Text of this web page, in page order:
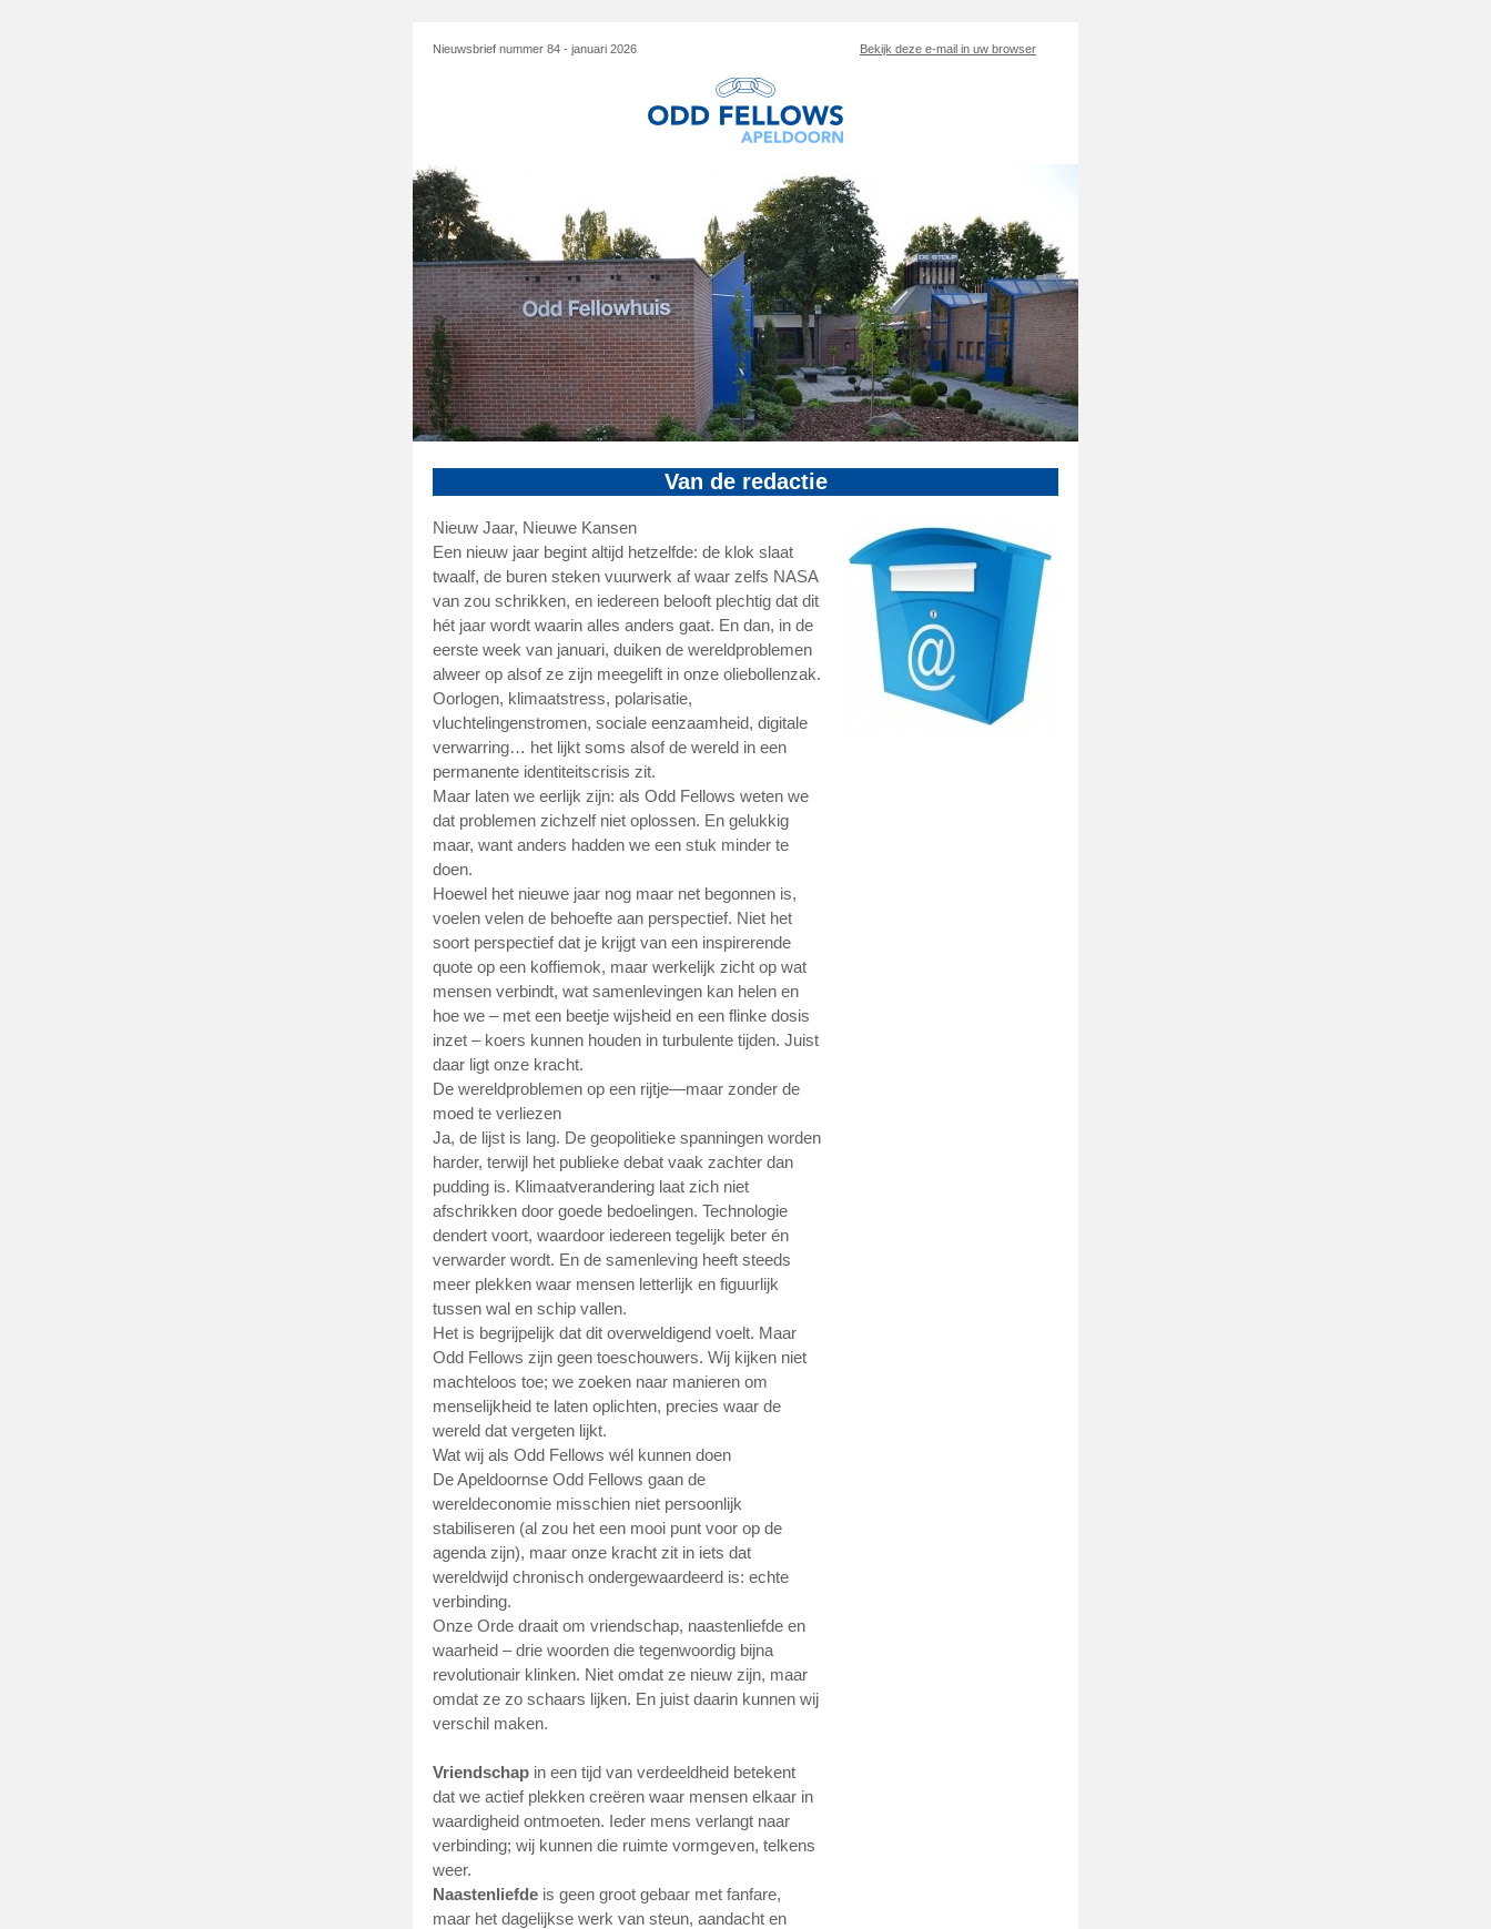
Nieuwsbrief nummer 84 - januari 2026 Bekijk deze e-mail in uw browser
Van de redactie
Nieuw Jaar, Nieuwe Kansen
Een nieuw jaar begint altijd hetzelfde: de klok slaat
twaalf, de buren steken vuurwerk af waar zelfs NASA
van zou schrikken, en iedereen belooft plechtig dat dit
hét jaar wordt waarin alles anders gaat. En dan, in de
eerste week van januari, duiken de wereldproblemen
alweer op alsof ze zijn meegelift in onze oliebollenzak.
Oorlogen, klimaatstress, polarisatie,
vluchtelingenstromen, sociale eenzaamheid, digitale
verwarring… het lijkt soms alsof de wereld in een
permanente identiteitscrisis zit.
Maar laten we eerlijk zijn: als Odd Fellows weten we
dat problemen zichzelf niet oplossen. En gelukkig
maar, want anders hadden we een stuk minder te
doen.
Hoewel het nieuwe jaar nog maar net begonnen is,
voelen velen de behoefte aan perspectief. Niet het
soort perspectief dat je krijgt van een inspirerende
quote op een koffiemok, maar werkelijk zicht op wat
mensen verbindt, wat samenlevingen kan helen en
hoe we – met een beetje wijsheid en een flinke dosis
inzet – koers kunnen houden in turbulente tijden. Juist
daar ligt onze kracht.
De wereldproblemen op een rijtje—maar zonder de
moed te verliezen
Ja, de lijst is lang. De geopolitieke spanningen worden
harder, terwijl het publieke debat vaak zachter dan
pudding is. Klimaatverandering laat zich niet
afschrikken door goede bedoelingen. Technologie
dendert voort, waardoor iedereen tegelijk beter én
verwarder wordt. En de samenleving heeft steeds
meer plekken waar mensen letterlijk en figuurlijk
tussen wal en schip vallen.
Het is begrijpelijk dat dit overweldigend voelt. Maar
Odd Fellows zijn geen toeschouwers. Wij kijken niet
machteloos toe; we zoeken naar manieren om
menselijkheid te laten oplichten, precies waar de
wereld dat vergeten lijkt.
Wat wij als Odd Fellows wél kunnen doen
De Apeldoornse Odd Fellows gaan de
wereldeconomie misschien niet persoonlijk
stabiliseren (al zou het een mooi punt voor op de
agenda zijn), maar onze kracht zit in iets dat
wereldwijd chronisch ondergewaardeerd is: echte
verbinding.
Onze Orde draait om vriendschap, naastenliefde en
waarheid – drie woorden die tegenwoordig bijna
revolutionair klinken. Niet omdat ze nieuw zijn, maar
omdat ze zo schaars lijken. En juist daarin kunnen wij
verschil maken.
Vriendschap in een tijd van verdeeldheid betekent
dat we actief plekken creëren waar mensen elkaar in
waardigheid ontmoeten. Ieder mens verlangt naar
verbinding; wij kunnen die ruimte vormgeven, telkens
weer.
Naastenliefde is geen groot gebaar met fanfare,
maar het dagelijkse werk van steun, aandacht en